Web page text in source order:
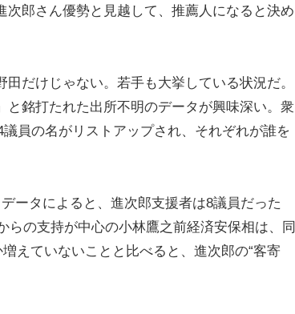
次郎さん優勢と見越して、推薦人になると決め
だけじゃない。若手も大挙している状況だ。
と銘打たれた出所不明のデータが興味深い。衆
員の名がリストアップされ、それぞれが誰を
ータによると、進次郎支援者は8議員だった
らの支持が中心の小林鷹之前経済安保相は、同
えていないことと比べると、進次郎の“客寄